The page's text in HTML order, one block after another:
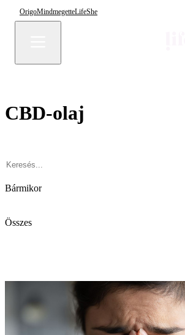
OrigoMindmegetteLifeShe
CBD-olaj
Bármikor
Összes